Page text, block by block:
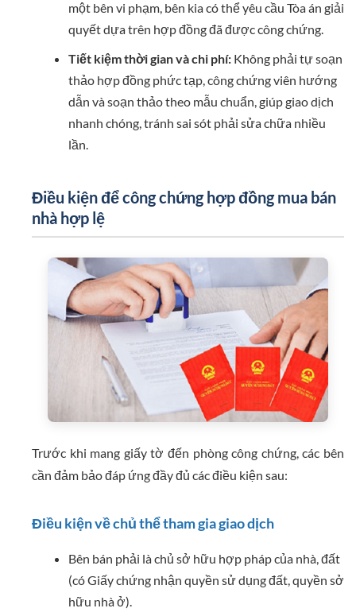
một bên vi phạm, bên kia có thể yêu cầu Tòa án giải
quyết dựa trên hợp đồng đã được công chứng.
Tiết kiệm thời gian và chi phí:Không phải tự soạn
thảo hợp đồng phức tạp, công chứng viên hướng
dẫn và soạn thảo theo mẫu chuẩn, giúp giao dịch
nhanh chóng, tránh sai sót phải sửa chữa nhiều
lần.
Điều kiện để công chứng hợp đồng mua bán
nhà hợp lệ
Trước khi mang giấy tờ đến phòng công chứng, các bên
cần đảm bảo đáp ứng đầy đủ các điều kiện sau:
Điều kiện về chủ thể tham gia giao dịch
Bên bán phải là chủ sở hữu hợp pháp của nhà, đất
(có Giấy chứng nhận quyền sử dụng đất, quyền sở
hữu nhà ở).